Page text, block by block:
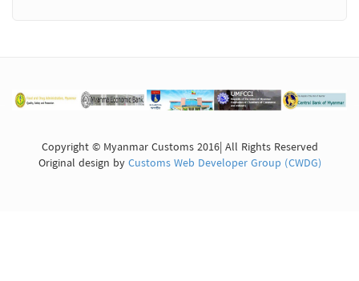
Copyright © Myanmar Customs 2016| All Rights Reserved
Original design byCustoms Web Developer Group (CWDG)